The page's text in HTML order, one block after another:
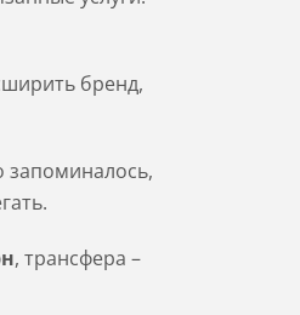
бренд,
запоминалось,
, трансфера –